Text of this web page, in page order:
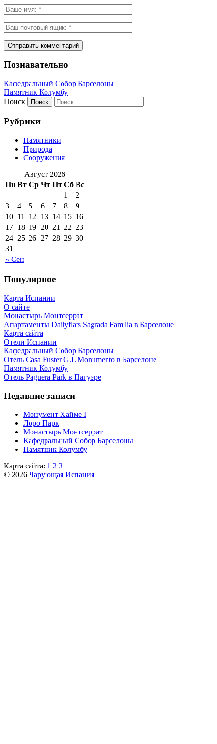
Познавательно
Кафeдрaльный Собор Барселоны
Пaмятник Колумбу
Поиск
Рубрики
Памятники
Природа
Сооружения
Август 2026
Пн Вт Ср Чт Пт Сб Вс
« Сен
1
2
3
4 5 6 7 8
9
10 11 12 13 14 15 16
17 18 19 20 21 22 23
24 25 26 27 28 29 30
31
Популярное
Карта Испании
О сайте
Монастырь Монтсеррат
Апартаменты Dailyflats Sagrada Familia в Барселоне
Карта сайта
Отели Испании
Кафeдрaльный Собор Барселоны
Отель Casa Fuster G.L Monumento в Барселоне
Пaмятник Колумбу
Отель Paguera Park в Пагуэре
Недавние записи
Монумент Хайме I
Лоро Парк
Монастырь Монтсеррат
Кафeдрaльный Собор Барселоны
Пaмятник Колумбу
Карта сайта: 1 2 3
© 2026 Чарующая Испания